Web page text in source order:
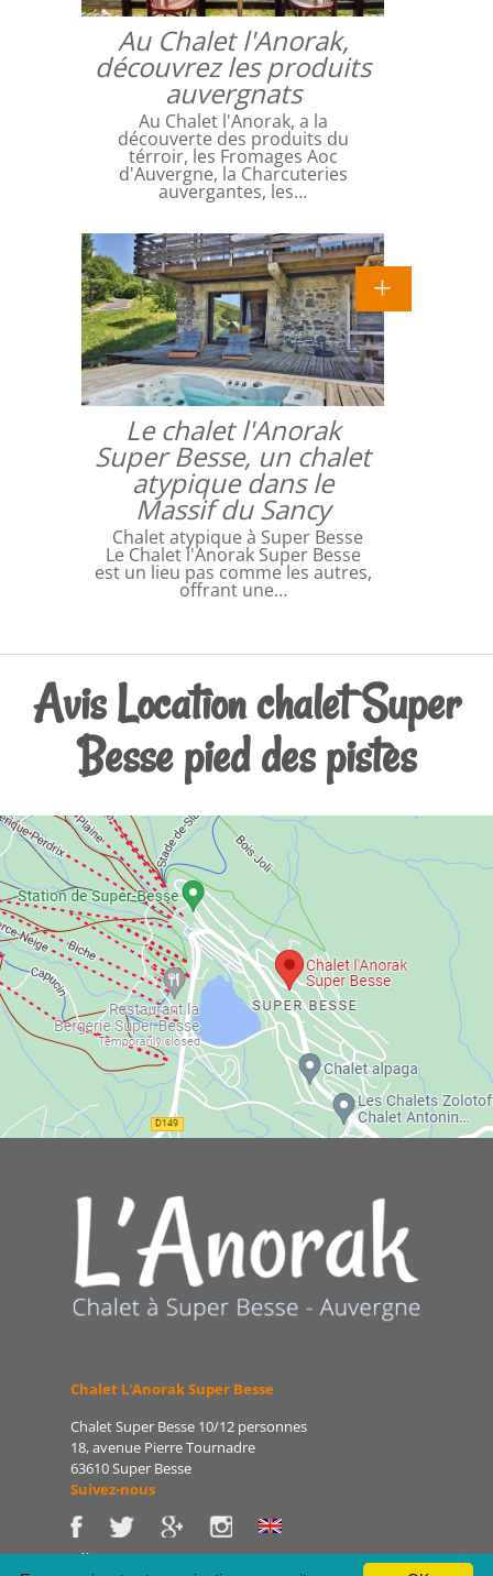
Au Chalet l'Anorak,
découvrez les produits
auvergnats
Au Chalet l'Anorak, a la
découverte des produits du
térroir, les Fromages Aoc
d'Auvergne, la Charcuteries
auvergantes, les…
Le chalet l'Anorak
Super Besse, un chalet
atypique dans le
Massif du Sancy
Chalet atypique à Super Besse
Le Chalet l'Anorak Super Besse
est un lieu pas comme les autres,
offrant une…
Avis Location chalet Super
Besse pied des pistes
Chalet L'Anorak Super Besse
Chalet Super Besse 10/12 personnes
18, avenue Pierre Tournadre
63610 Super Besse
Suivez-nous
Tél : 06 86 75 47 66